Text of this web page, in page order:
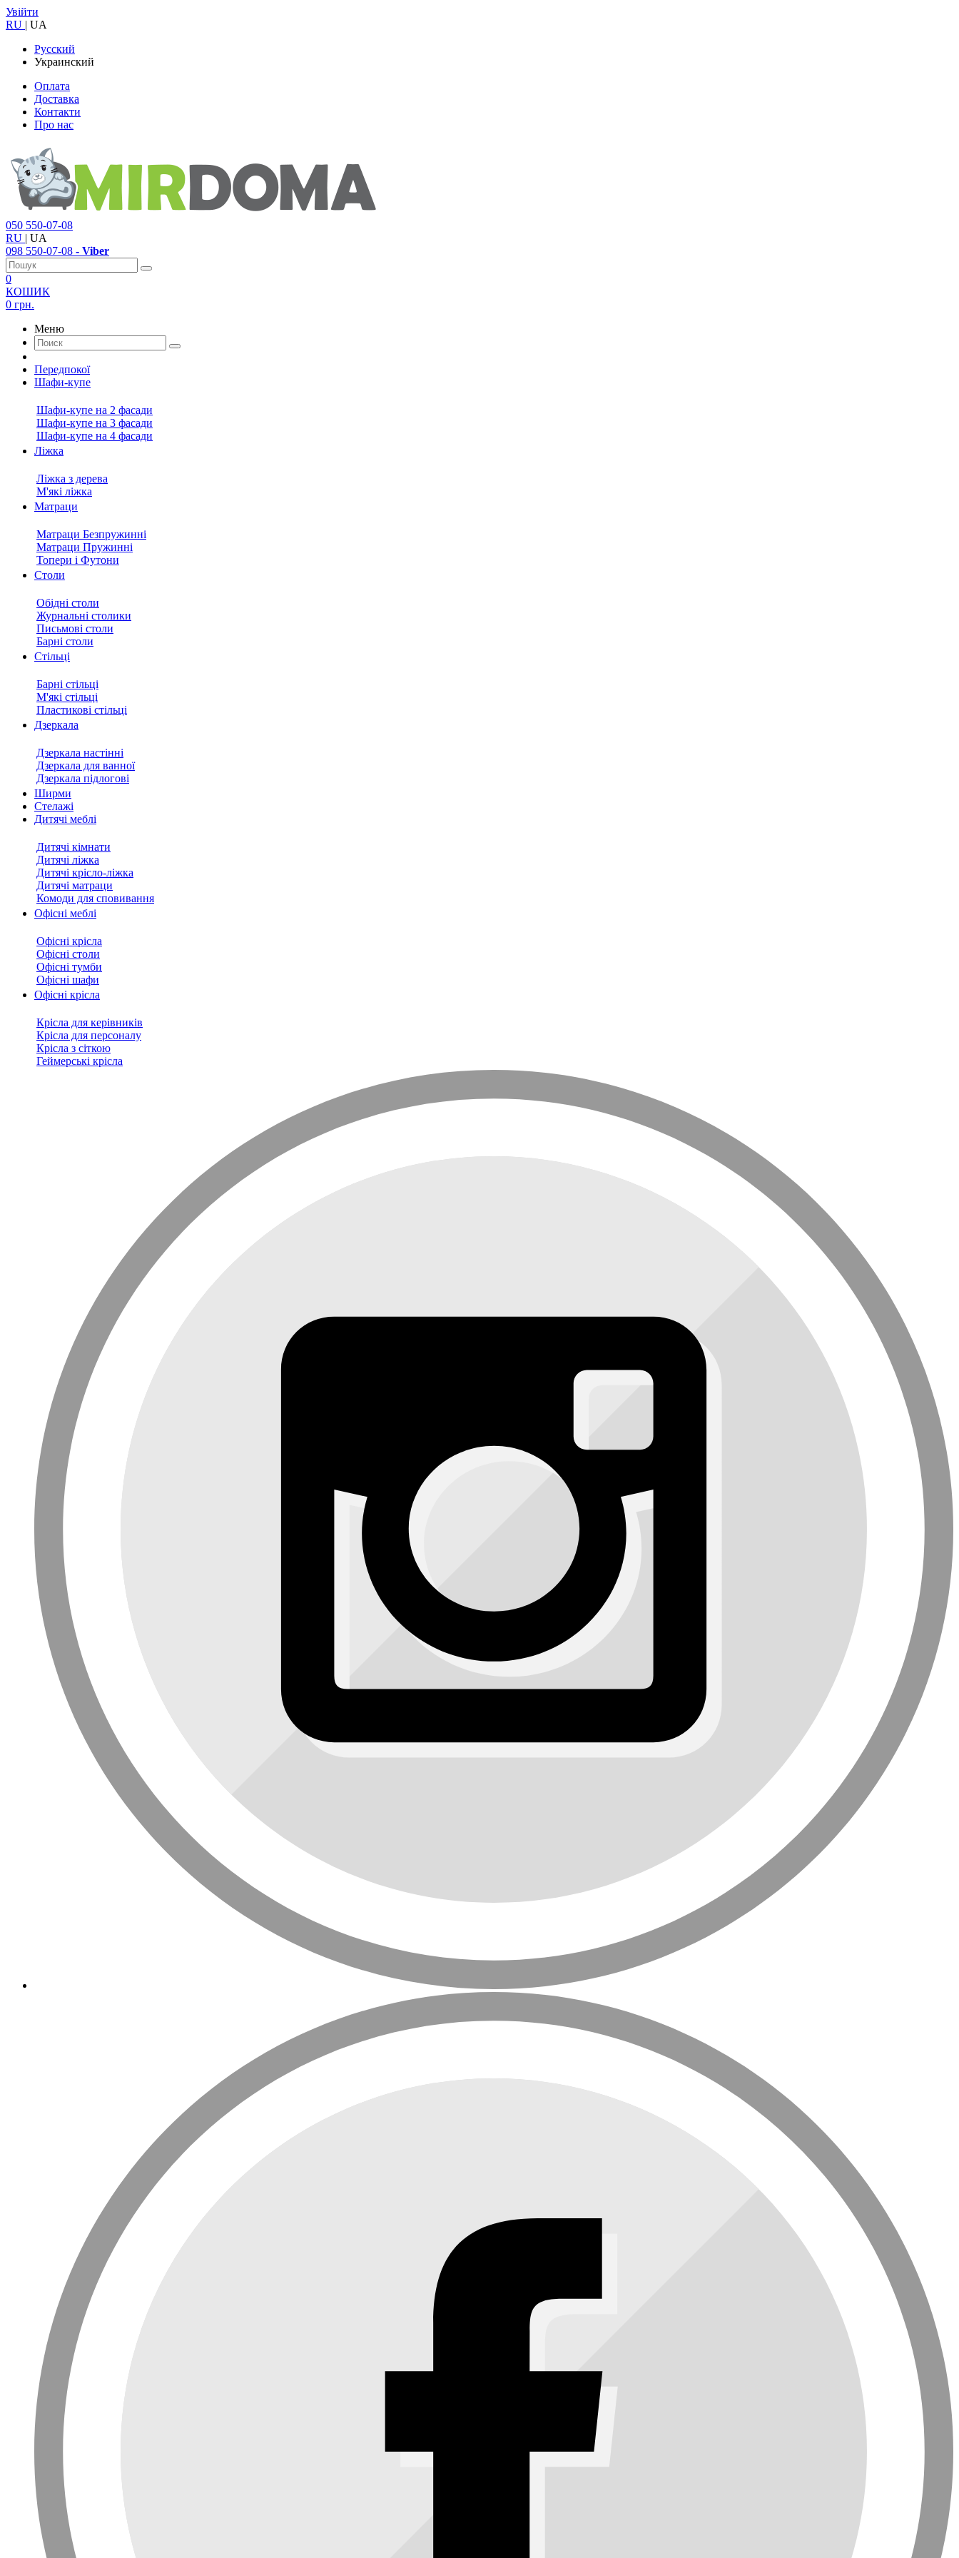
Увійти
RU | UA
Русский
Украинский
Оплата
Доставка
Контакти
Про нас
050 550-07-08
RU | UA
098 550-07-08 - Viber
0
КОШИК
0 грн.
Меню
Передпокої
Шафи-купе
Шафи-купе на 2 фасади
Шафи-купе на 3 фасади
Шафи-купе на 4 фасади
Ліжка
Ліжка з дерева
М'які ліжка
Матраци
Матраци Безпружинні
Матраци Пружинні
Топери і Футони
Столи
Обідні столи
Журнальні столики
Письмові столи
Барні столи
Стільці
Барні стільці
М'які стільці
Пластикові стільці
Дзеркала
Дзеркала настінні
Дзеркала для ванної
Дзеркала підлогові
Ширми
Стелажі
Дитячі меблі
Дитячі кімнати
Дитячі ліжка
Дитячі крісло-ліжка
Дитячі матраци
Комоди для сповивання
Офісні меблі
Офісні крісла
Офісні столи
Офісні тумби
Офісні шафи
Офісні крісла
Крісла для керівників
Крісла для персоналу
Крісла з сіткою
Геймерські крісла